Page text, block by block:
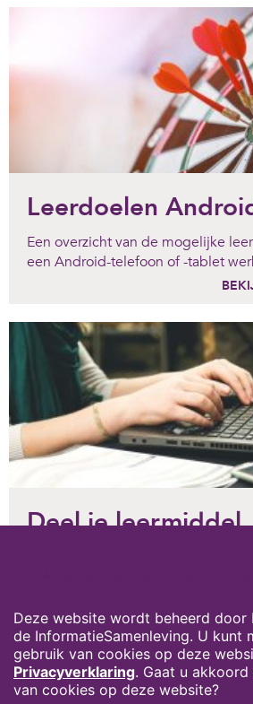
Leerdoelen
Een overzicht van de mogelijke
een Android-telefoon of -tablet
Deel je leermiddel
Mail het naar de redactie van deze
Deze website wordt beheerd door
de InformatieSamenleving. U kunt
gebruik van cookies op deze
Privacyverklaring. Gaat u
van cookies op deze website?